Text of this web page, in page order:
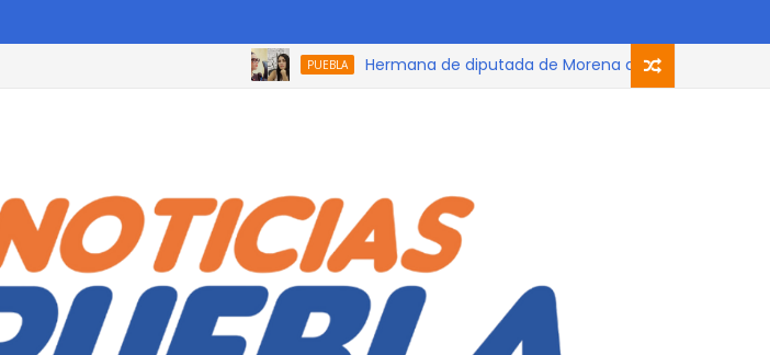
PUEBLA
Hermana de diputada de Morena que participó en el